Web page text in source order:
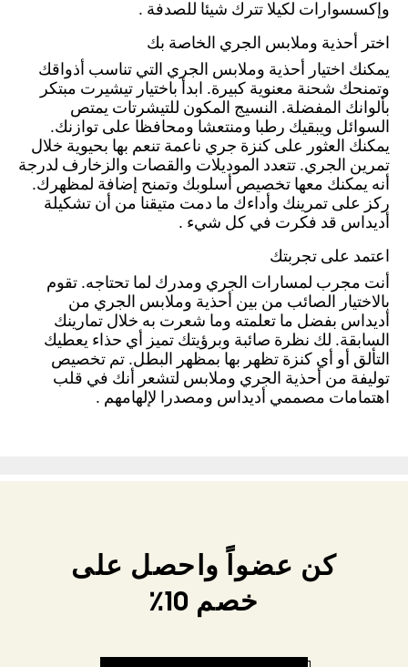
وإكسسوارات لكيلا تترك شيئا للصدفة .
اختر أحذية وملابس الجري الخاصة بك
يمكنك اختيار أحذية وملابس الجري التي تناسب أذواقك
وتمنحك شحنة معنوية كبيرة. ابدأ باختيار تيشيرت مبتكر
بألوانك المفضلة. النسيج المكون للتيشرتات يمتص
السوائل ويبقيك رطبا ومنتعشا ومحافظا على توازنك.
يمكنك العثور على كنزة جري ناعمة تنعم بها بحيوية خلال
تمرين الجري. تتعدد الموديلات والقصات والزخارف لدرجة
أنه يمكنك معها تخصيص أسلوبك وتمنح إضافة لمظهرك.
ركز على تمرينك وأداءك ما دمت متيقنا من أن تشكيلة
أديداس قد فكرت في كل شيء .
اعتمد على تجربتك
أنت مجرب لمسارات الجري ومدرك لما تحتاجه. تقوم
بالاختيار الصائب من بين أحذية وملابس الجري من
أديداس بفضل ما تعلمته وما شعرت به خلال تمارينك
السابقة. لك نظرة صائبة وبرؤيتك تميز أي حذاء يعطيك
التألق أو أي كنزة تظهر بها بمظهر البطل. تم تخصيص
توليفة من أحذية الجري وملابس لتشعر أنك في قلب
اهتمامات مصممي أديداس ومصدرا لإلهامهم .
كن عضواً واحصل على
خصم 10٪